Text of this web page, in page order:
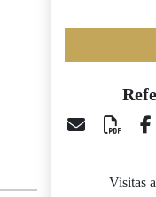
Visitas